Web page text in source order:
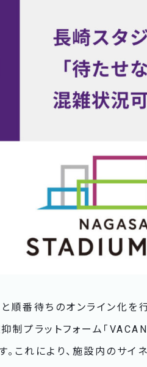
順番待ちのオンライン化を行
制プラットフォーム「
。これにより、施設内のサ